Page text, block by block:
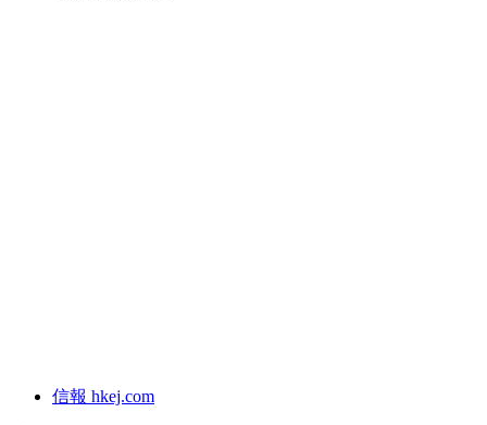
信報 hkej.com